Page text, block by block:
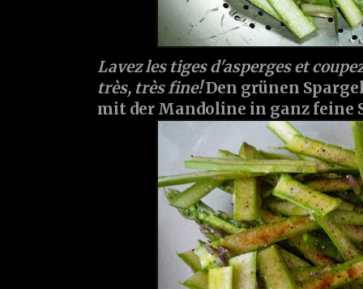
Lavez les tiges d'asperges et
très, très fine!Den grünen
mit der Mandoline in ganz feine